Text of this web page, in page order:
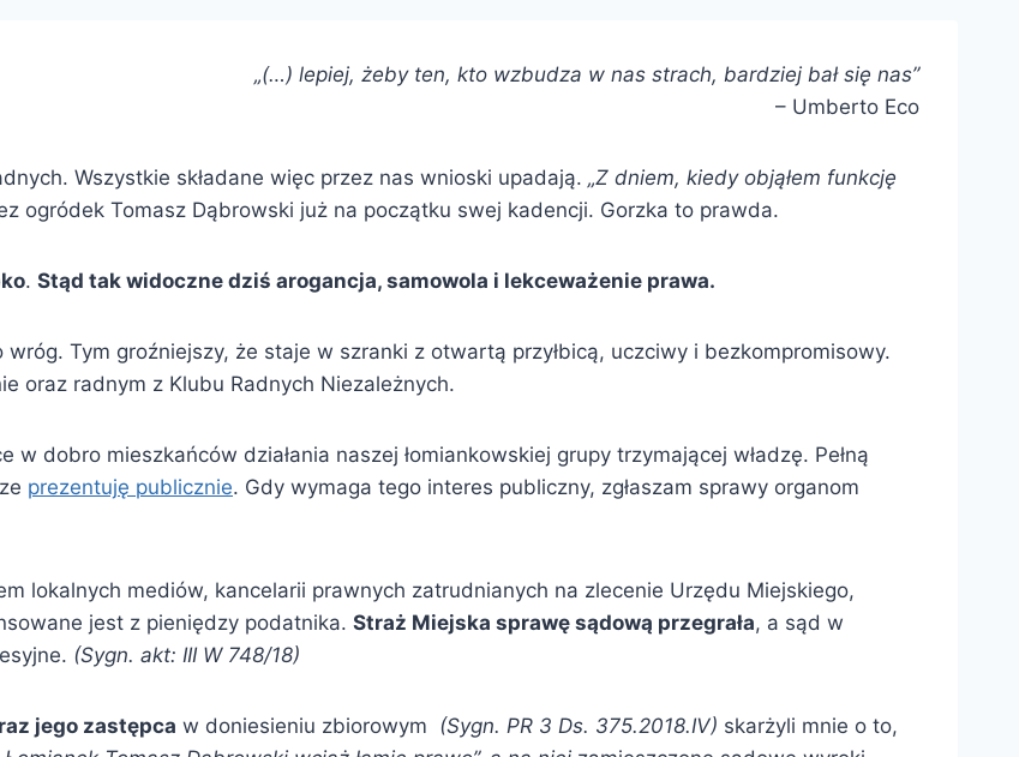
„(…) lepiej, żeby ten, kto wzbudza w nas strach, bardziej bał się nas”
– Umberto Eco
Wszystkie składane więc przez nas wnioski upadają. „Z dniem, kiedy objąłem funkcję
ogródek Tomasz Dąbrowski już na początku swej kadencji. Gorzka to prawda.
. Stąd tak widoczne dziś arogancja, samowola i lekceważenie prawa.
Tym groźniejszy, że staje w szranki z otwartą przyłbicą, uczciwy i bezkompromisowy.
oraz radnym z Klubu Radnych Niezależnych.
dobro mieszkańców działania naszej łomiankowskiej grupy trzymającej władzę. Pełną
prezentuję publicznie. Gdy wymaga tego interes publiczny, zgłaszam sprawy organom
lokalnych mediów, kancelarii prawnych zatrudnianych na zlecenie Urzędu Miejskiego,
jest z pieniędzy podatnika. Straż Miejska sprawę sądową przegrała, a sąd w
(Sygn. akt: III W 748/18)
jego zastępca w doniesieniu zbiorowym (Sygn. PR 3 Ds. 375.2018.IV) skarżyli mnie o to,